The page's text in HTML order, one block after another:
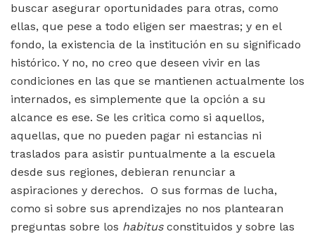
buscar asegurar oportunidades para otras, como
ellas, que pese a todo eligen ser maestras; y en el
fondo, la existencia de la institución en su significado
histórico. Y no, no creo que deseen vivir en las
condiciones en las que se mantienen actualmente los
internados, es simplemente que la opción a su
alcance es ese. Se les critica como si aquellos,
aquellas, que no pueden pagar ni estancias ni
traslados para asistir puntualmente a la escuela
desde sus regiones, debieran renunciar a
aspiraciones y derechos. O sus formas de lucha,
como si sobre sus aprendizajes no nos plantearan
preguntas sobre los habitusconstituidos y sobre las